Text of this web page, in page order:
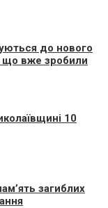
до нового
що вже зробили
10
загиблих